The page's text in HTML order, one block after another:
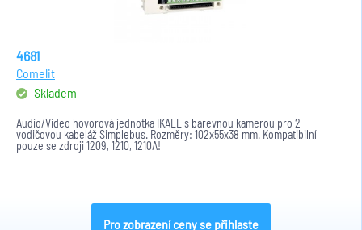
4681
Comelit
Skladem
Audio/Video hovorová jednotka IKALL s barevnou kamerou pro 2
vodičovou kabeláž Simplebus. Rozměry: 102x55x38 mm. Kompatibilní
pouze se zdroji 1209, 1210, 1210A!
Pro zobrazení ceny se přihlaste